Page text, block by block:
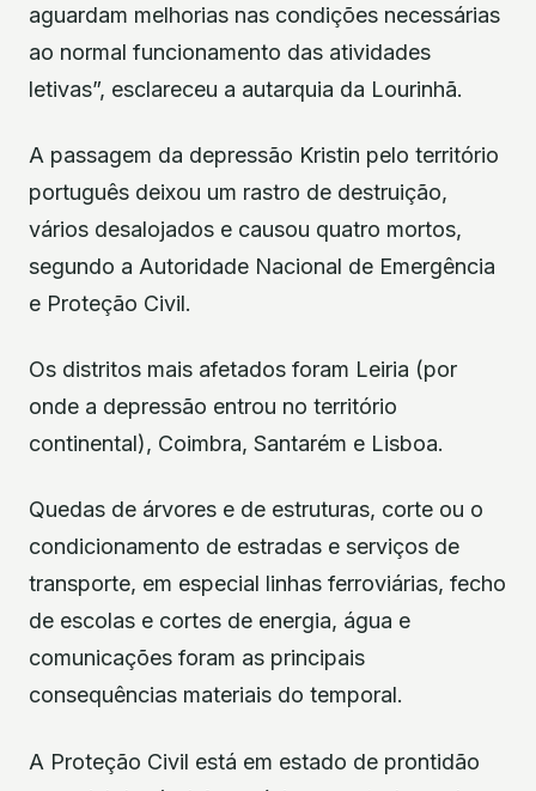
aguardam melhorias nas condições necessárias
ao normal funcionamento das atividades
letivas”, esclareceu a autarquia da Lourinhã.
A passagem da depressão Kristin pelo território
português deixou um rastro de destruição,
vários desalojados e causou quatro mortos,
segundo a Autoridade Nacional de Emergência
e Proteção Civil.
Os distritos mais afetados foram Leiria (por
onde a depressão entrou no território
continental), Coimbra, Santarém e Lisboa.
Quedas de árvores e de estruturas, corte ou o
condicionamento de estradas e serviços de
transporte, em especial linhas ferroviárias, fecho
de escolas e cortes de energia, água e
comunicações foram as principais
consequências materiais do temporal.
A Proteção Civil está em estado de prontidão